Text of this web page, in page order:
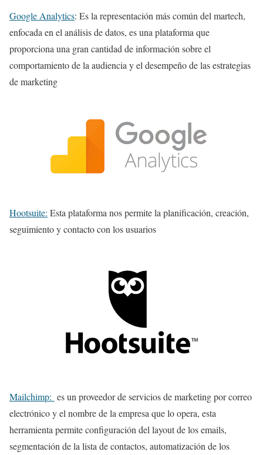
Google Analytics: Es la representación más común del martech,
enfocada en el análisis de datos, es una plataforma que
proporciona una gran cantidad de información sobre el
comportamiento de la audiencia y el desempeño de las estrategias
de marketing
Hootsuite: Esta plataforma nos permite la planificación, creación,
seguimiento y contacto con los usuarios
Mailchimp: es un proveedor de servicios de marketing por correo
electrónico y el nombre de la empresa que lo opera, esta
herramienta permite configuración del layout de los emails,
segmentación de la lista de contactos, automatización de los